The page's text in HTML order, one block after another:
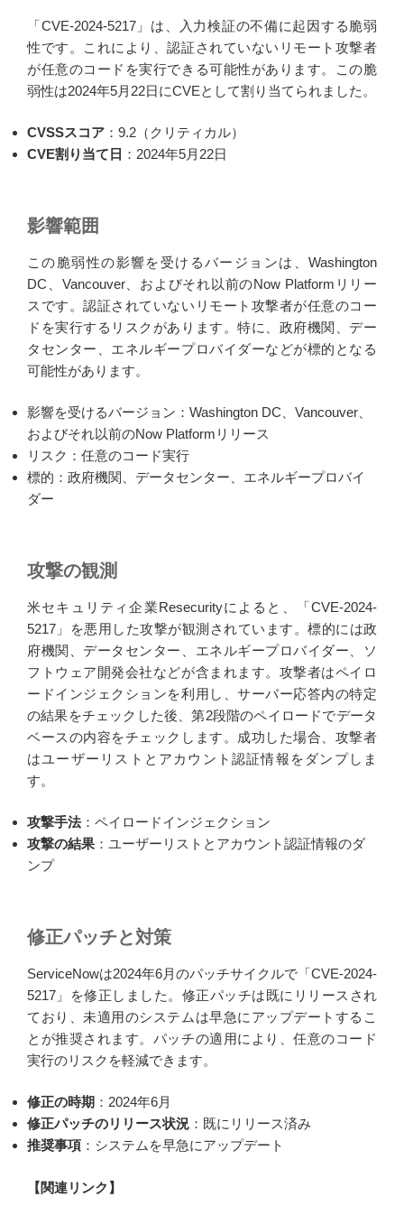
「CVE-2024-5217」は、入力検証の不備に起因する脆弱
性です。これにより、認証されていないリモート攻撃者
が任意のコードを実行できる可能性があります。この脆
弱性は2024年5月22日にCVEとして割り当てられました。
CVSSスコア ：9.2（クリティカル）
CVE割り当て日 ：2024年5月22日
影響範囲
この脆弱性の影響を受けるバージョンは、Washington
DC、Vancouver、およびそれ以前のNow Platformリリー
スです。認証されていないリモート攻撃者が任意のコー
ドを実行するリスクがあります。特に、政府機関、デー
タセンター、エネルギープロバイダーなどが標的となる
可能性があります。
影響を受けるバージョン：Washington DC、Vancouver、
およびそれ以前のNow Platformリリース
リスク：任意のコード実行
標的：政府機関、データセンター、エネルギープロバイ
ダー
攻撃の観測
米セキュリティ企業Resecurityによると、「CVE-2024-
5217」を悪用した攻撃が観測されています。標的には政
府機関、データセンター、エネルギープロバイダー、ソ
フトウェア開発会社などが含まれます。攻撃者はペイロ
ードインジェクションを利用し、サーバー応答内の特定
の結果をチェックした後、第2段階のペイロードでデータ
ベースの内容をチェックします。成功した場合、攻撃者
はユーザーリストとアカウント認証情報をダンプしま
す。
攻撃手法：ペイロードインジェクション
攻撃の結果 ：ユーザーリストとアカウント認証情報のダ
ンプ
修正パッチと対策
ServiceNowは2024年6月のパッチサイクルで「CVE-2024-
5217」を修正しました。修正パッチは既にリリースされ
ており、未適用のシステムは早急にアップデートするこ
とが推奨されます。パッチの適用により、任意のコード
実行のリスクを軽減できます。
修正の時期 ：2024年6月
修正パッチのリリース状況 ：既にリリース済み
推奨事項 ：システムを早急にアップデート
【関連リンク】